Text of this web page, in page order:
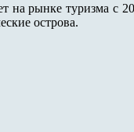
на рынке туризма с
острова.